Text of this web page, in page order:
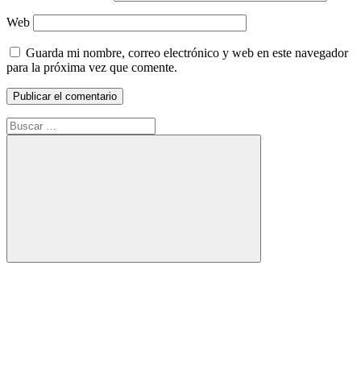
Web
Guarda mi nombre, correo electrónico y web en este navegador
para la próxima vez que comente.
Buscar:
Buscar